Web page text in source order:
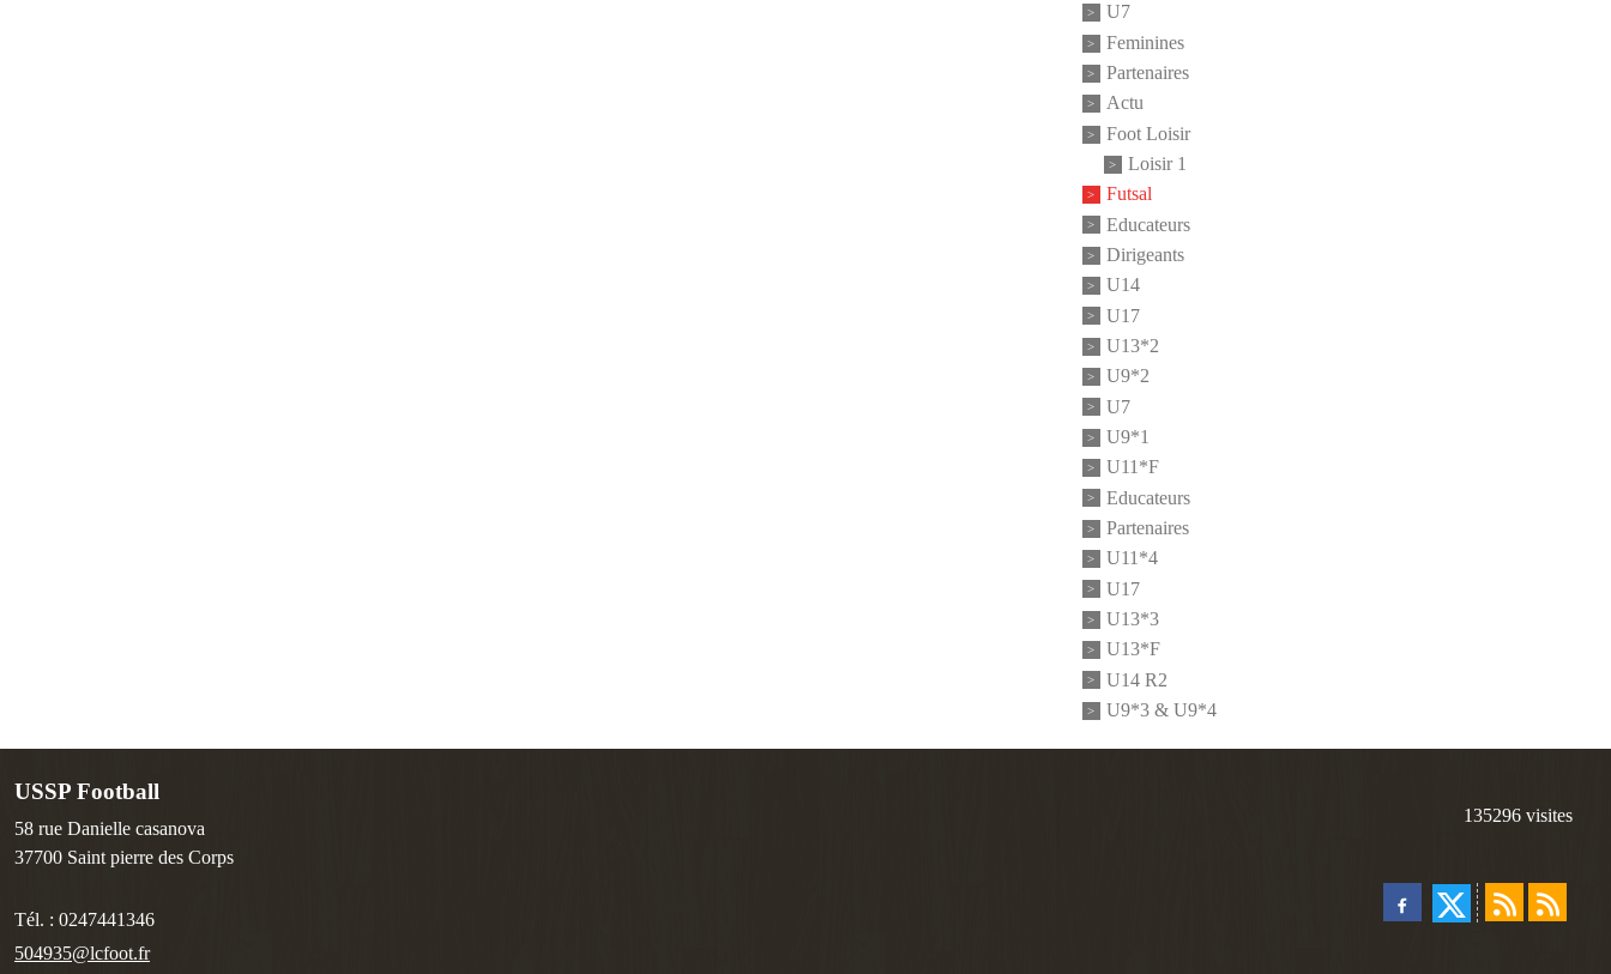
U7
Feminines
Partenaires
Actu
Foot Loisir
Loisir 1
Futsal
Educateurs
Dirigeants
U14
U17
U13*2
U9*2
U7
U9*1
U11*F
Educateurs
Partenaires
U11*4
U17
U13*3
U13*F
U14 R2
U9*3 & U9*4
USSP Football
58 rue Danielle casanova
37700 Saint pierre des Corps
Tél. : 0247441346
504935@lcfoot.fr
135296 visites